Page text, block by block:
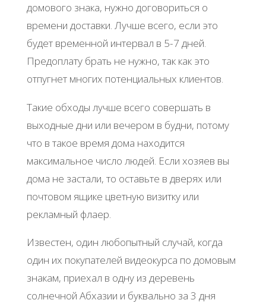
домового знака, нужно договориться о
времени доставки. Лучше всего, если это
будет временной интервал в 5-7 дней.
Предоплату брать не нужно, так как это
отпугнет многих потенциальных клиентов.
Такие обходы лучше всего совершать в
выходные дни или вечером в будни, потому
что в такое время дома находится
максимальное число людей. Если хозяев вы
дома не застали, то оставьте в дверях или
почтовом ящике цветную визитку или
рекламный флаер.
Известен, один любопытный случай, когда
один их покупателей видеокурса по домовым
знакам, приехал в одну из деревень
солнечной Абхазии и буквально за 3 дня